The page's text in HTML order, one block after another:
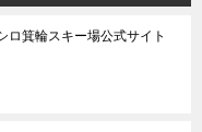
ロ箕輪スキー場公式サイト